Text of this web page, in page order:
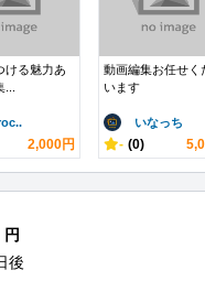
ける魅力あ
2,000円
動画編集お任せく
います
いなっち
- (0)
円
後